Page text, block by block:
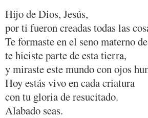
Hijo de Dios, Jesús,
por ti fueron creadas todas las
Te formaste en el seno materno
te hiciste parte de esta tierra,
y miraste este mundo con ojos
Hoy estás vivo en cada criatura
con tu gloria de resucitado.
Alabado seas.